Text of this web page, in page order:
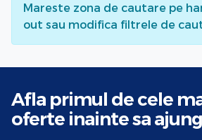
Mareste zona de cautare pe
out sau modifica filtrele de
Afla primul de cele
oferte inainte sa